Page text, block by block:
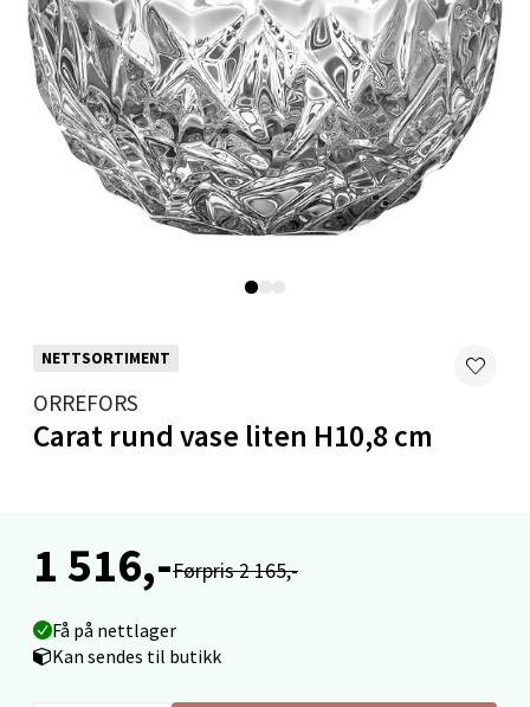
NETTSORTIMENT
ORREFORS
Carat rund vase liten H10,8 cm
1 516,-Førpris 2 165,-
Få på nettlager
Kan sendes til butikk
Velg
Levanger - Magneten
Moafjæra 14, 7606 Levanger
Åpent i dag 10-20
Mandal - Alti Mandal
0 i butikk